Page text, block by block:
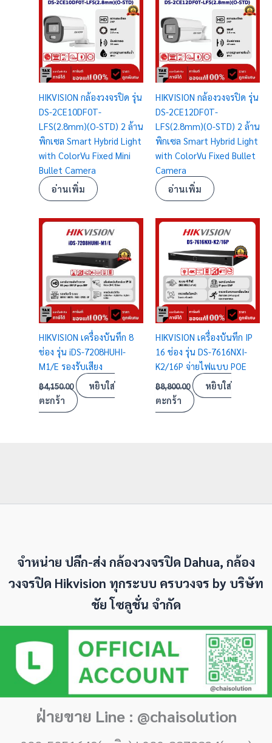
HIKVISION กล้องวงจรปิด รุ่น
DS-2CE10DF0T-
LFS(2.8mm)(O-STD) 2 ล้าน
พิกเซล Smart Hybrid Light
with ColorVu Fixed Mini
Bullet Camera
อ่านเพิ่ม
HIKVISION กล้องวงจรปิด รุ่น
DS-2CE12DF0T-
LFS(2.8mm)(O-STD) 2 ล้าน
พิกเซล Smart Hybrid Light
with ColorVu Fixed Bullet
Camera
อ่านเพิ่ม
HIKVISION เครื่องบันทึก 8
ช่อง รุ่น iDS-7208HUHI-
M1/E รองรับเสียง
฿4,150.00
หยิบใส่
ตะกร้า
HIKVISION เครื่องบันทึก IP
16 ช่อง รุ่น DS-7616NXI-
K2/16P จ่ายไฟแบบ POE
฿8,800.00
หยิบใส่
ตะกร้า
จำหน่าย ปลีก-ส่ง กล้องวงจรปิด Dahua, กล้อง
วงจรปิด Hikvision ทุกระบบ ครบวงจร by บริษัท
ชัย โซลูชั่น จำกัด
ฝ่ายขาย Line : @chaisolution